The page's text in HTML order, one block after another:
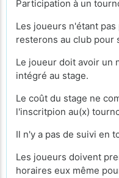
Participation à un
Les joueurs n'étant
resterons au club pour
Le joueur doit avoir un
intégré au stage.
Le coût du stage ne
l'inscritpion au(x)
Il n'y a pas de suivi en
Les joueurs doivent
horaires eux même